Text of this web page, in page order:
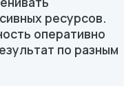
ресурсов.
оперативно
по разным